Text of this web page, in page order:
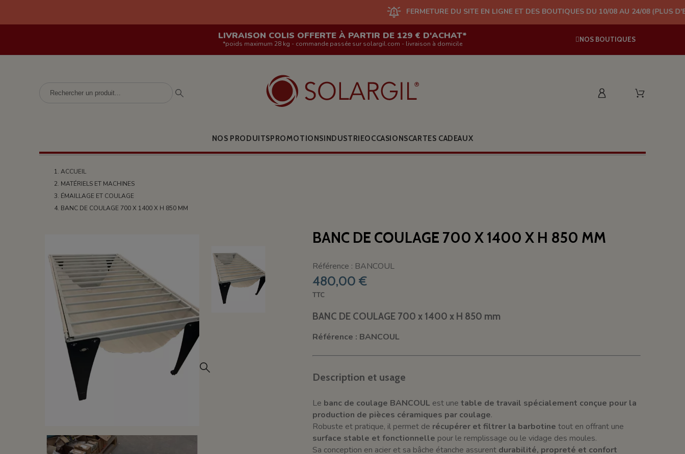
FERMETURE DU SITE EN LIGNE ET DES BOUTIQUES DU 10/08 AU 24/08 (PLUS D'EXPÉDITION À
LIVRAISON COLIS OFFERTE À PARTIR DE 129 € D'ACHAT*
*poids maximum 28 kg - commande passée sur solargil.com - livraison à domicile
NOS BOUTIQUES
NOS PRODUITSPROMOTIONSINDUSTRIEOCCASIONSCARTES CADEAUX
ACCUEIL
MATÉRIELS ET MACHINES
ÉMAILLAGE ET COULAGE
BANC DE COULAGE 700 X 1400 X H 850 MM
BANC DE COULAGE 700 X 1400 X H 850 MM
Référence : BANCOUL
480,00 €
TTC
BANC DE COULAGE 700 x 1400 x H 850 mm
Référence : BANCOUL
Description et usage
Le banc de coulage BANCOULest une table de travail spécialement conçue pour la
production de pièces céramiques par coulage.
Robuste et pratique, il permet de récupérer et filtrer la barbotine tout en offrant une
surface stable et fonctionnelle pour le remplissage ou le vidage des moules.
Sa conception en acier et sa bâche étanche assurent durabilité, propreté et confort